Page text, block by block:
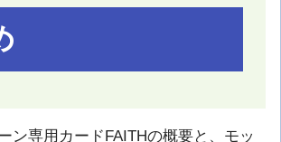
ン専用カードFAITHの概要と、モッ